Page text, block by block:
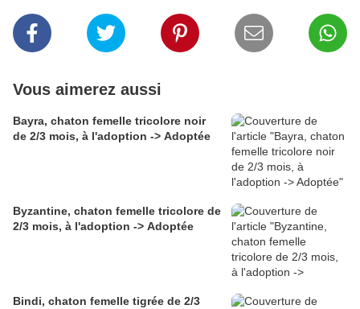
Vous aimerez aussi
Bayra, chaton femelle tricolore noir
de 2/3 mois, à l'adoption -> Adoptée
Byzantine, chaton femelle tricolore de
2/3 mois, à l'adoption -> Adoptée
Bindi, chaton femelle tigrée de 2/3